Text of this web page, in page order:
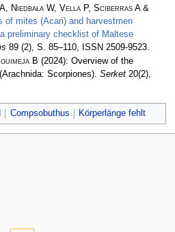
Niedbała W, Vella P, Sciberras A &
of mites (Acari) and harvestmen
preliminary checklist of Maltese
89 (2), S. 85–110, ISSN 2509-9523.
B (2024): Overview of the
Scorpiones). Serket 20(2),
Compsobuthus Körperlänge fehlt